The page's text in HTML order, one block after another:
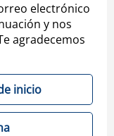
electrónico
y nos
agradecemos
inicio